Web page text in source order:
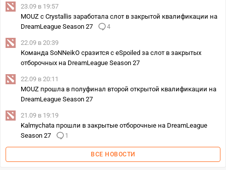
23.09 в 19:57
MOUZ с Crystallis заработала слот в закрытой квалификации на
DreamLeague Season 27
4
22.09 в 20:39
Команда SoNNeikO сразится с eSpoiled за слот в закрытых
отборочных на DreamLeague Season 27
22.09 в 20:11
MOUZ прошла в полуфинал второй открытой квалификации на
DreamLeague Season 27
21.09 в 19:19
Kalmychata прошли в закрытые отборочные на DreamLeague
Season 27
1
ВСЕ НОВОСТИ